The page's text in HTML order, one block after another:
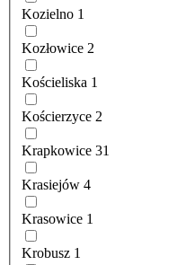
Kozielno 1
Kozłowice 2
Kościeliska 1
Kościerzyce 2
Krapkowice 31
Krasiejów 4
Krasowice 1
Krobusz 1